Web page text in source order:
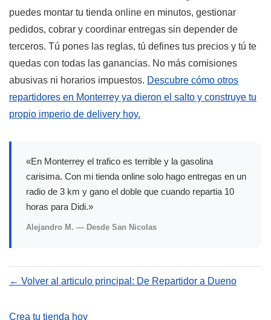
puedes montar tu tienda online en minutos, gestionar
pedidos, cobrar y coordinar entregas sin depender de
terceros. Tú pones las reglas, tú defines tus precios y tú te
quedas con todas las ganancias. No más comisiones
abusivas ni horarios impuestos. Descubre cómo otros
repartidores en Monterrey ya dieron el salto y construye tu
propio imperio de delivery hoy.
«En Monterrey el trafico es terrible y la gasolina
carisima. Con mi tienda online solo hago entregas en un
radio de 3 km y gano el doble que cuando repartia 10
horas para Didi.»
Alejandro M. — Desde San Nicolas
← Volver al articulo principal: De Repartidor a Dueno
Crea tu tienda hoy